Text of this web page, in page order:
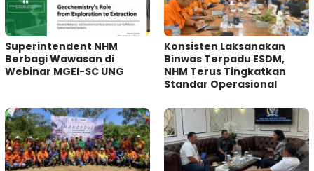
Superintendent NHM
Berbagi Wawasan di
Webinar MGEI-SC UNG
Konsisten Laksanakan
Binwas Terpadu ESDM,
NHM Terus Tingkatkan
Standar Operasional